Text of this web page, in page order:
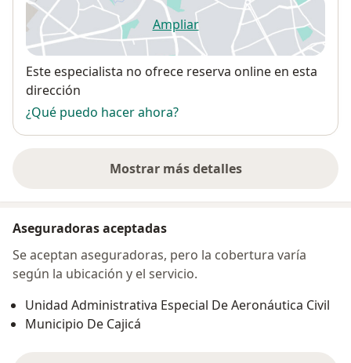
Ampliarse abre en una nueva
Disponibilidad
Este especialista no ofrece reserva online en esta
dirección
¿Qué puedo hacer ahora?
Mostrar más detalles
sobre la dirección
Aseguradoras aceptadas
Se aceptan aseguradoras, pero la cobertura varía
según la ubicación y el servicio.
Unidad Administrativa Especial De Aeronáutica Civil
Municipio De Cajicá